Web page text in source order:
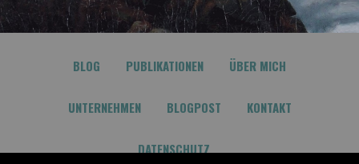
BLOG PUBLIKATIONEN ÜBER MICH
UNTERNEHMEN BLOGPOST KONTAKT
DATENSCHUTZ